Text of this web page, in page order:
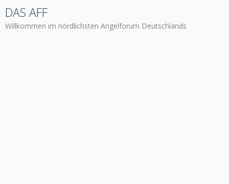
jetzt anmelden
DAS AFF
Willkommen im nördlichsten Angelforum Deutschlands